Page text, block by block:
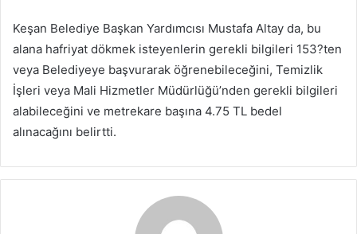
Keşan Belediye Başkan Yardımcısı Mustafa Altay da, bu
alana hafriyat dökmek isteyenlerin gerekli bilgileri 153?ten
veya Belediyeye başvurarak öğrenebileceğini, Temizlik
İşleri veya Mali Hizmetler Müdürlüğü’nden gerekli bilgileri
alabileceğini ve metrekare başına 4.75 TL bedel
alınacağını belirtti.